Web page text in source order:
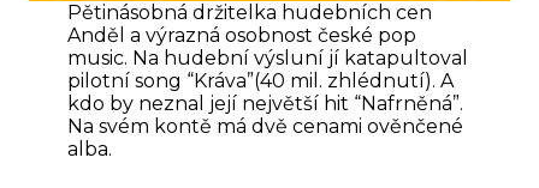
Pětinásobná držitelka hudebních cen
Anděl a výrazná osobnost české pop
music. Na hudební výsluní jí katapultoval
pilotní song “Kráva”(40 mil. zhlédnutí). A
kdo by neznal její největší hit “Nafrněná”.
Na svém kontě má dvě cenami ověnčené
alba.